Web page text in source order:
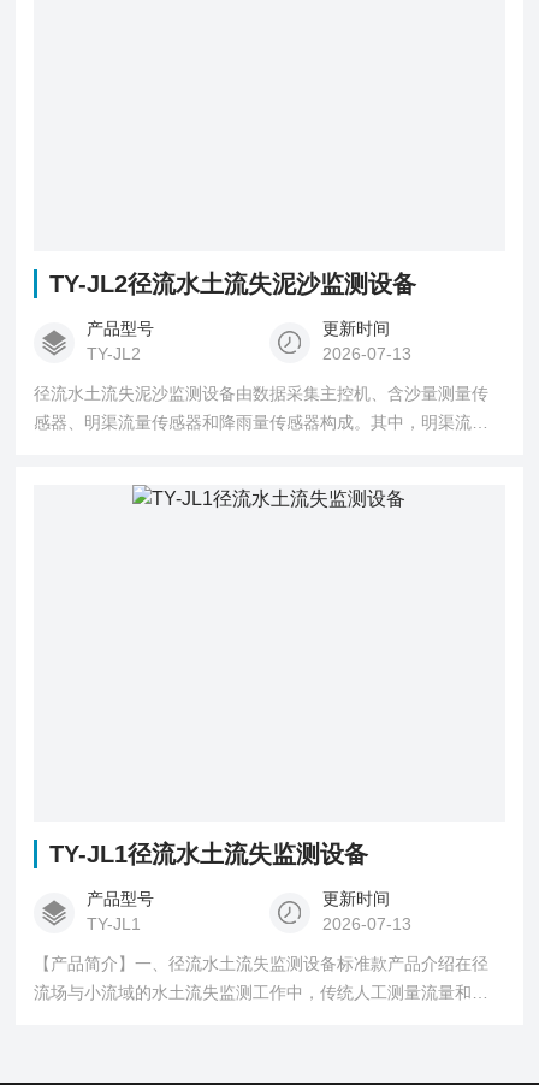
TY-JL2径流水土流失泥沙监测设备
产品型号
TY-JL2
更新时间
2026-07-13
径流水土流失泥沙监测设备由数据采集主控机、含沙量测量传
感器、明渠流量传感器和降雨量传感器构成。其中，明渠流量
流变化特征，于径流垂直分布的泥沙测量口，实时采集径流含
TY-JL1径流水土流失监测设备
产品型号
TY-JL1
更新时间
2026-07-13
【产品简介】一、径流水土流失监测设备标准款产品介绍在径
流场与小流域的水土流失监测工作中，传统人工测量流量和泥